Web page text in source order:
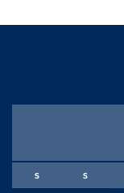
S
S